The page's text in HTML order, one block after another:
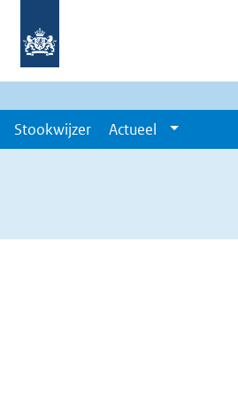
Stookwijzer Actueel